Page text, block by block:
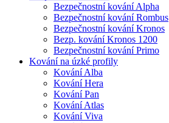
Bezpečnostní kování Alpha
Bezpečnostní kování Rombus
Bezpečnostní kování Kronos
Bezp. kování Kronos 1200
Bezpečnostní kování Primo
Kování na úzké profily
Kování Alba
Kování Hera
Kování Pan
Kování Atlas
Kování Viva